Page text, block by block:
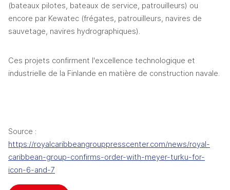
(bateaux pilotes, bateaux de service, patrouilleurs) ou
encore par Kewatec (frégates, patrouilleurs, navires de
sauvetage, navires hydrographiques).
Ces projets confirment l'excellence technologique et
industrielle de la Finlande en matière de construction navale.
https://royalcaribbeangrouppresscenter.com/news/royal-
caribbean-group-confirms-order-with-meyer-turku-for-
icon-6-and-7